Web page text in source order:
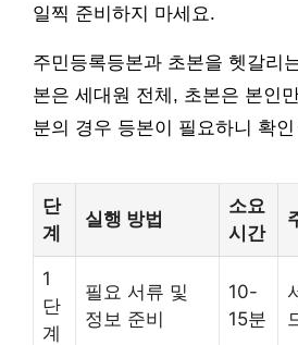
일찍 준비하지 마세요.
주민등록등본과 초본을 헷갈리
본은 세대원 전체, 초본은 본인
분의 경우 등본이 필요하니 확
단
계
실행 방법
소요
시간
1
단
계
필요 서류 및
정보 준비
10-
15분